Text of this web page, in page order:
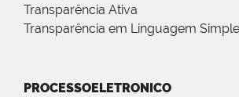
Transparência Ativa
Transparência em Linguagem
PROCESSOELETRONICO